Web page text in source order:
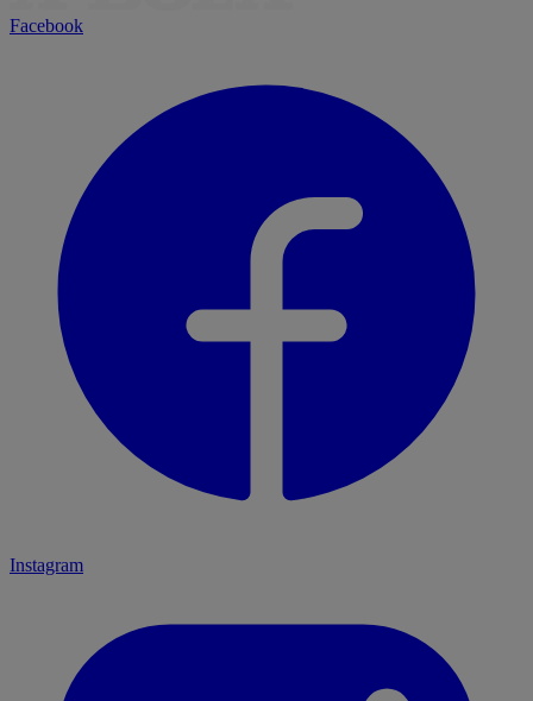
Facebook
Instagram